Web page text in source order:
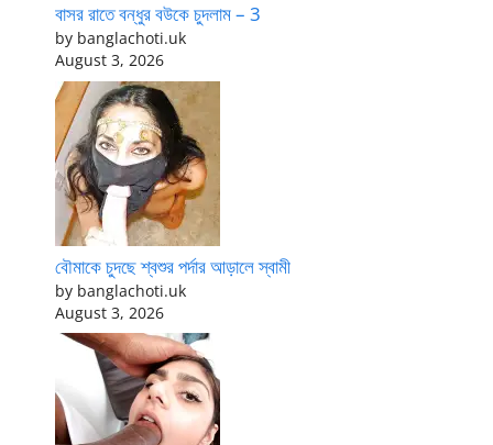
বাসর রাতে বন্ধুর বউকে চুদলাম – 3
by banglachoti.uk
August 3, 2026
বৌমাকে চুদছে শ্বশুর পর্দার আড়ালে স্বামী
by banglachoti.uk
August 3, 2026